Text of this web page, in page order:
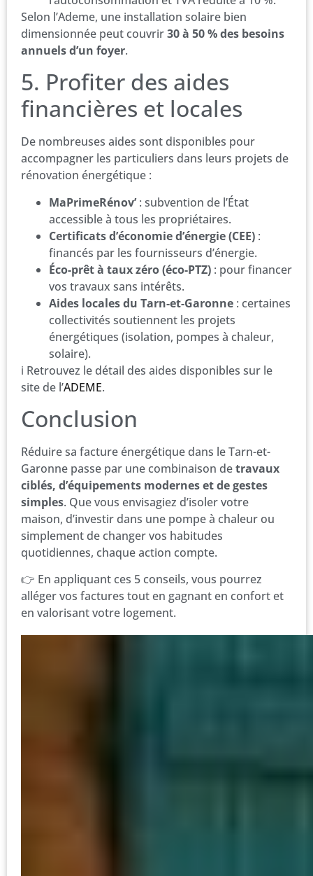
Selon l’Ademe, une installation solaire bien
dimensionnée peut couvrir30 à 50 % des besoins
annuels d’un foyer.
5. Profiter des aides
financières et locales
De nombreuses aides sont disponibles pour
accompagner les particuliers dans leurs projets de
rénovation énergétique :
MaPrimeRénov’: subvention de l’État
accessible à tous les propriétaires.
Certificats d’économie d’énergie (CEE) :
financés par les fournisseurs d’énergie.
Éco-prêt à taux zéro (éco-PTZ) : pour financer
vos travaux sans intérêts.
Aides locales du Tarn-et-Garonne : certaines
collectivités soutiennent les projets
énergétiques (isolation, pompes à chaleur,
solaire).
ℹ️ Retrouvez le détail des aides disponibles sur le
site de l’ADEME.
Conclusion
Réduire sa facture énergétique dans le Tarn-et-
Garonne passe par une combinaison detravaux
ciblés, d’équipements modernes et de gestes
simples. Que vous envisagiez d’isoler votre
maison, d’investir dans une pompe à chaleur ou
simplement de changer vos habitudes
quotidiennes, chaque action compte.
👉 En appliquant ces 5 conseils, vous pourrez
alléger vos factures tout en gagnant en confort et
en valorisant votre logement.